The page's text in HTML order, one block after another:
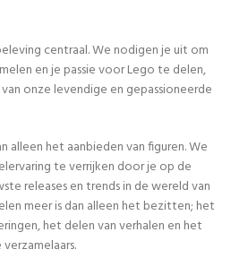
centraal. We nodigen je uit om
en je passie voor Lego te delen,
onze levendige en gepassioneerde
het aanbieden van figuren. We
te verrijken door je op de
releases en trends in de wereld van
meer is dan alleen het bezitten; het
het delen van verhalen en het